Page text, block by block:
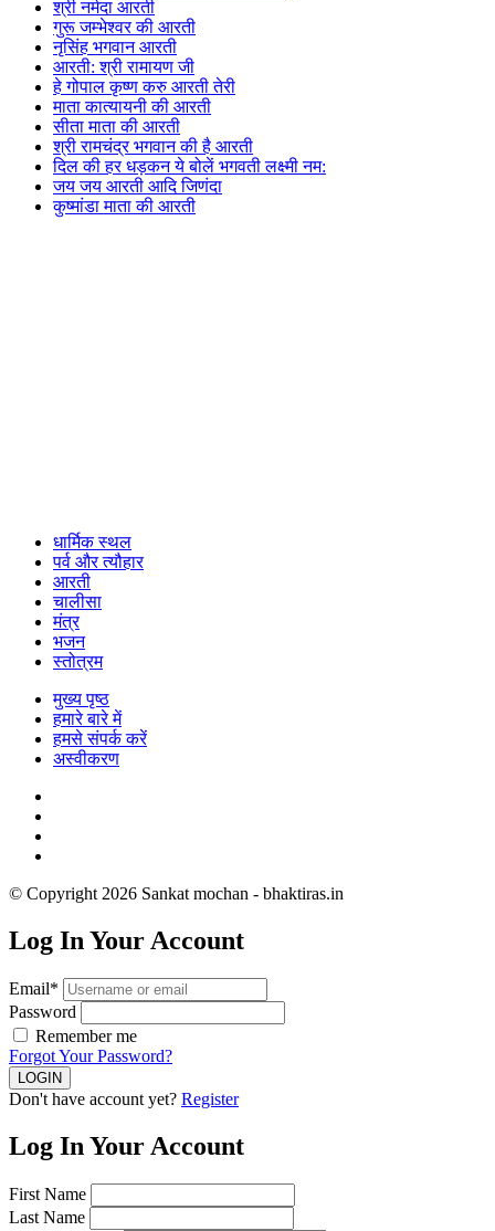
श्री नर्मदा आरती
गुरू जम्भेश्वर की आरती
नृसिंह भगवान आरती
आरती: श्री रामायण जी
हे गोपाल कृष्ण करु आरती तेरी
माता कात्यायनी की आरती
सीता माता की आरती
श्री रामचंद्र भगवान की है आरती
दिल की हर धड़कन ये बोलें भगवती लक्ष्मी नम:
जय जय आरती आदि जिणंदा
कुष्मांडा माता की आरती
धार्मिक स्थल
पर्व और त्यौहार
आरती
चालीसा
मंत्र
भजन
स्तोत्रम
मुख्य पृष्ठ
हमारे बारे में
हमसे संपर्क करें
अस्वीकरण
© Copyright 2026 Sankat mochan - bhaktiras.in
Log In Your Account
Email*
Password
Remember me
Forgot Your Password?
Don't have account yet? Register
Log In Your Account
First Name
Last Name